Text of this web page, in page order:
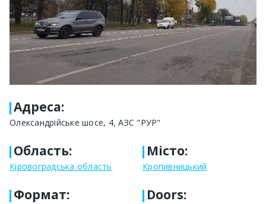
Адреса:
Олександрійське шосе, 4, АЗС "РУР"
Область:
Кіровоградська область
Місто:
Кропивницький
Формат: Doors: